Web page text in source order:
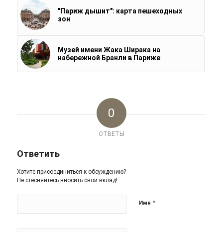
"Париж дышит": карта пешеходных
зон
Музей имени Жака Ширака на
набережной Бранли в Париже
0
ОТВЕТЫ
Ответить
Хотите присоединиться к обсуждению?
Не стесняйтесь вносить свой вклад!
Имя *